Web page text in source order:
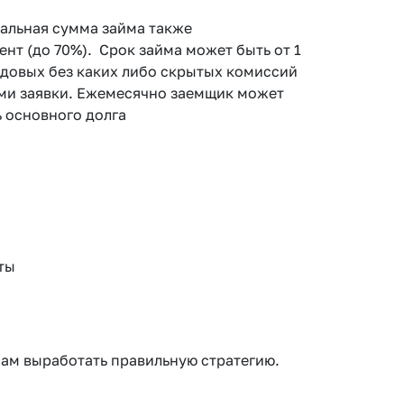
сумма займа также
(до 70%). Срок займа может быть от 1
без каких либо скрытых комиссий
заявки. Ежемесячно заемщик может
долга
выработать правильную стратегию.